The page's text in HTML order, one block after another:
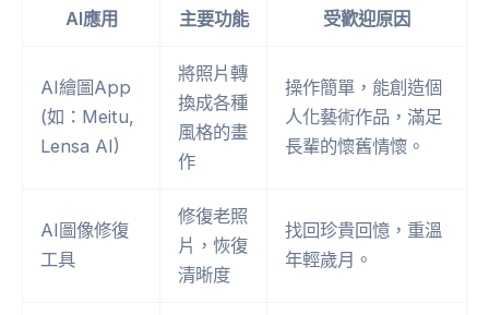
AI應用 主要功能 受歡迎原因
AI繪圖App
(如：Meitu,
Lensa AI)
將照片轉
換成各種
風格的畫
作
操作簡單，能創造個
人化藝術作品，滿足
長輩的懷舊情懷。
AI圖像修復
工具
修復老照
片，恢復
清晰度
找回珍貴回憶，重溫
年輕歲月。